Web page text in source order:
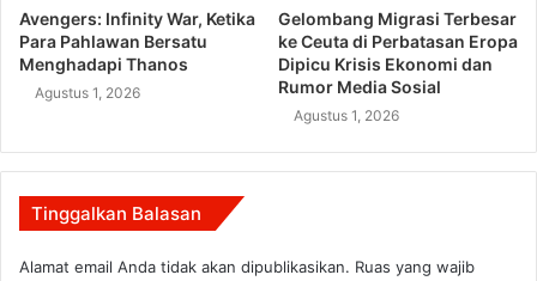
Avengers: Infinity War, Ketika
Para Pahlawan Bersatu
Menghadapi Thanos
Agustus 1, 2026
Gelombang Migrasi Terbesar
ke Ceuta di Perbatasan Eropa
Dipicu Krisis Ekonomi dan
Rumor Media Sosial
Agustus 1, 2026
Tinggalkan Balasan
Alamat email Anda tidak akan dipublikasikan. Ruas yang wajib